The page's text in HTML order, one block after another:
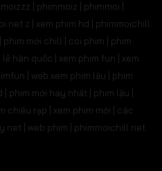
| phimmoiz | phimmoi |
z | xem phim hd | phimmoichill
phim mới chill | coi phim | phim
hàn quốc | xem phim fun | xem
| web xem phim lậu | phim
phim mới hay nhất | phim lậu |
chiếu rạp | xem phim mới | các
| web phim | phimmoichill net